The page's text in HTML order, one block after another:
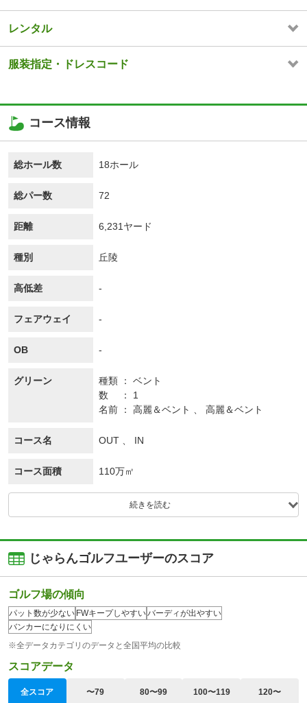
レンタル
服装指定・ドレスコード
コース情報
総ホール数 18ホール
総パー数 72
距離 6,231ヤード
種別 丘陵
高低差 -
フェアウェイ -
OB -
グリーン 種類
ベント
数
1
名前
高麗＆ベント 、 高麗＆ベント
コース名 OUT 、 IN
コース面積 110万㎡
続きを読む
じゃらんゴルフユーザーのスコア
ゴルフ場の傾向
パット数が少ない FWキープしやすいバーディが出やすい
バンカーになりにくい
※全データカテゴリのデータと全国平均の比較
スコアデータ
全スコア 〜79 80〜99 100〜119 120〜